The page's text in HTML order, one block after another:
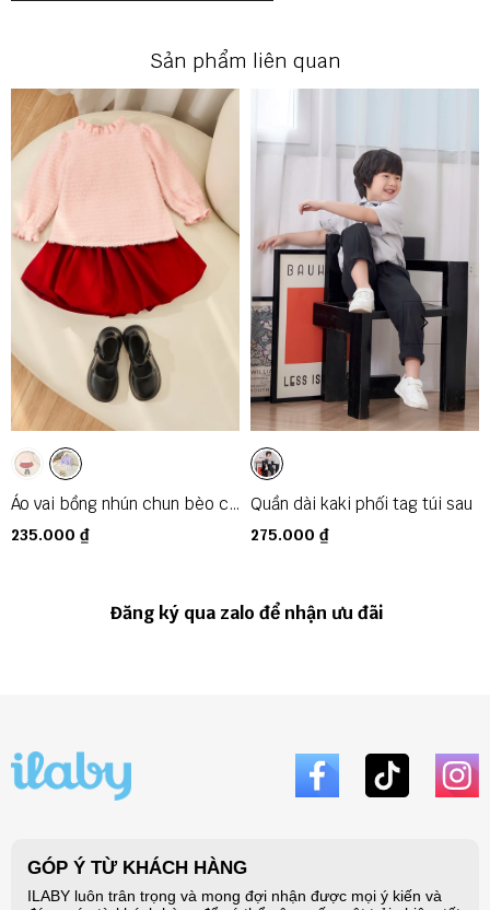
Sản phẩm liên quan
Áo vai bồng nhún chun bèo cổ
tay
235.000 ₫
Quần dài kaki phối tag túi sau
275.000 ₫
Đăng ký qua zalo để nhận ưu đãi